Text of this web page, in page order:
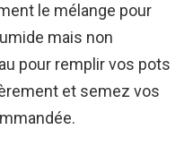
le mélange pour
mais non
pour remplir vos pots
et semez vos